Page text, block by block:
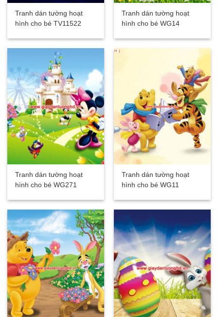
Tranh dán tường hoạt
hình cho bé TV11522
Tranh dán tường hoạt
hình cho bé WG14
Tranh dán tường hoạt
hình cho bé WG271
Tranh dán tường hoạt
hình cho bé WG11